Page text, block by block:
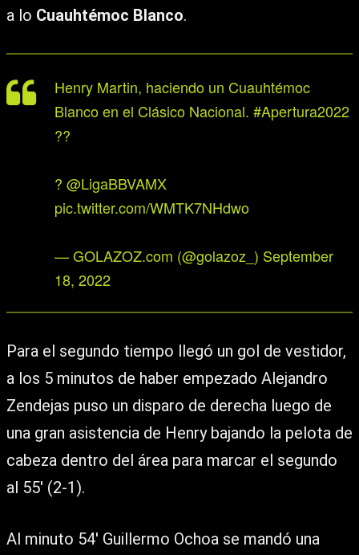
a lo Cuauhtémoc Blanco.
Henry Martin, haciendo un Cuauhtémoc
Blanco en el Clásico Nacional. #Apertura2022
??
? @LigaBBVAMX
pic.twitter.com/WMTK7NHdwo
— GOLAZOZ.com (@golazoz_) September
18, 2022
Para el segundo tiempo llegó un gol de vestidor,
a los 5 minutos de haber empezado Alejandro
Zendejas puso un disparo de derecha luego de
una gran asistencia de Henry bajando la pelota de
cabeza dentro del área para marcar el segundo
al 55′ (2-1).
Al minuto 54′ Guillermo Ochoa se mandó una